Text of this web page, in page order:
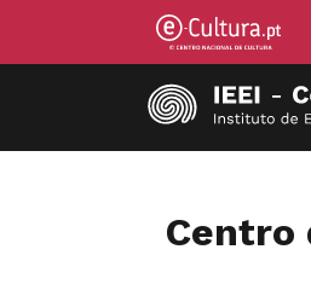
Centro